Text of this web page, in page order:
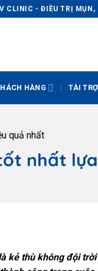
CLINIC - ĐIỀU TRỊ
HÀNG TÀI
quả nhất
nhất
kẻ thù không đội